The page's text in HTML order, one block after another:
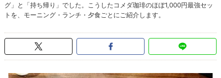
グ」と「持ち帰り」でした。こうしたコメダ珈琲のほぼ1,000円最強セッ
トを、モーニング・ランチ・夕食ごとにご紹介します。